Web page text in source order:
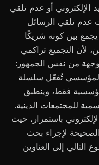
الإلكتروني أو عدم تلقي
عدم تلقي الرسائل
يجمع بين كونه شريكًا
لأن التجميع تراكمي
من نفس الجمهور:
المؤسسي تُفعّل سلسلة
فقط، وينطبق
للمجتمعات الدينية.
باستمرار، حيث
لإجراء بحث
إلى العناوين